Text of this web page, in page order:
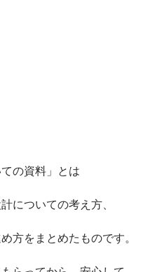
ての資料」とは
についての考え方、
方をまとめたものです。